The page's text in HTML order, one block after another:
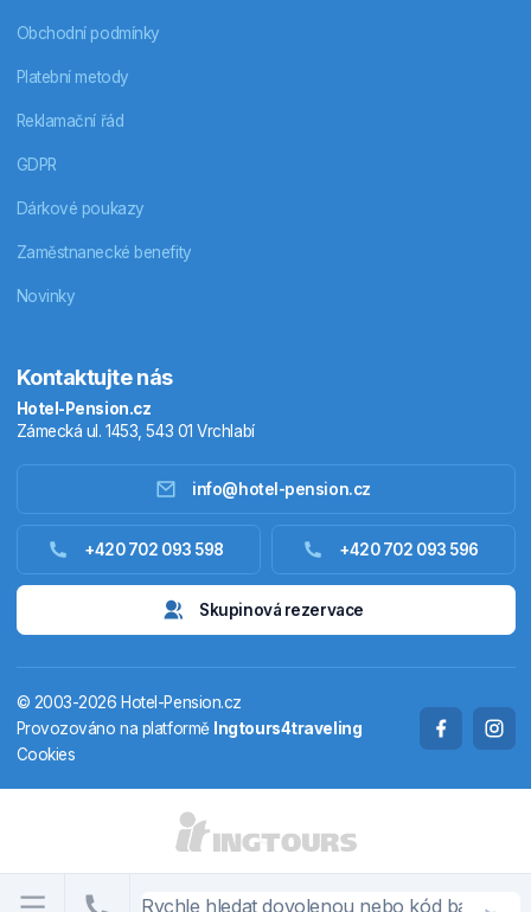
Ubytování zahraniční
Termály
Chaty a chalupy
DE
Obchodní podmínky
Platební metody
Reklamační řád
GDPR
Dárkové poukazy
Zaměstnanecké benefity
Novinky
Kontaktujte nás
Hotel-Pension.cz
Zámecká ul. 1453, 543 01 Vrchlabí
info@hotel-pension.cz
+420 702 093 598 +420 702 093 596
Skupinová rezervace
© 2003-2026 Hotel-Pension.cz
Provozováno na platformě Ingtours4traveling
Cookies